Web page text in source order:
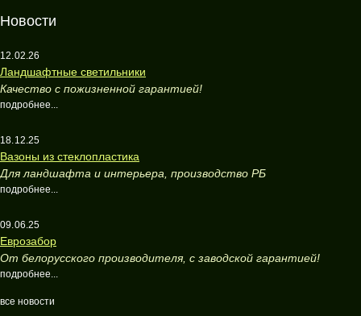
Новости
12.02.26
Ландшафтные светильники
Качество с пожизненной гарантией!
подробнее...
18.12.25
Вазоны из стеклопластика
Для ландшафта и интерьера, производство РБ
подробнее...
09.06.25
Еврозабор
От белорусского производителя, с заводской гарантией!
подробнее...
все новости